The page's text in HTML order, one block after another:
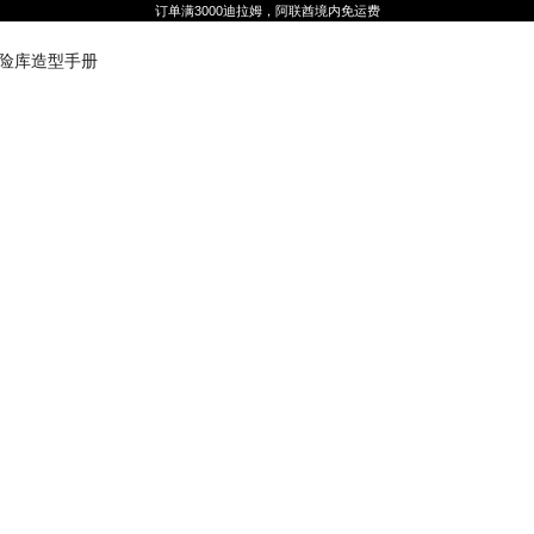
订单满3000迪拉姆，阿联酋境内免运费
库造型手册